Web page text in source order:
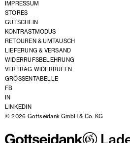
IMPRESSUM
STORES
GUTSCHEIN
KONTRASTMODUS
RETOUREN & UMTAUSCH
LIEFERUNG & VERSAND
WIDERRUFSBELEHRUNG
VERTRAG WIDERRUFEN
GRÖSSENTABELLE
FB
IN
LINKEDIN
© 2026 Gottseidank GmbH & Co. KG